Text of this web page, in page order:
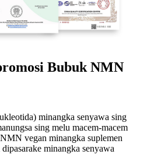
Bubuk NMN
minangka senyawa sing
sing melu macem-macem
vegan minangka suplemen
minangka senyawa